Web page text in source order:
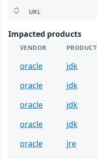
URL
Impacted products
VENDOR PRODUCT
oracle jdk
oracle
jdk
oracle
jdk
oracle
jdk
oracle
jre